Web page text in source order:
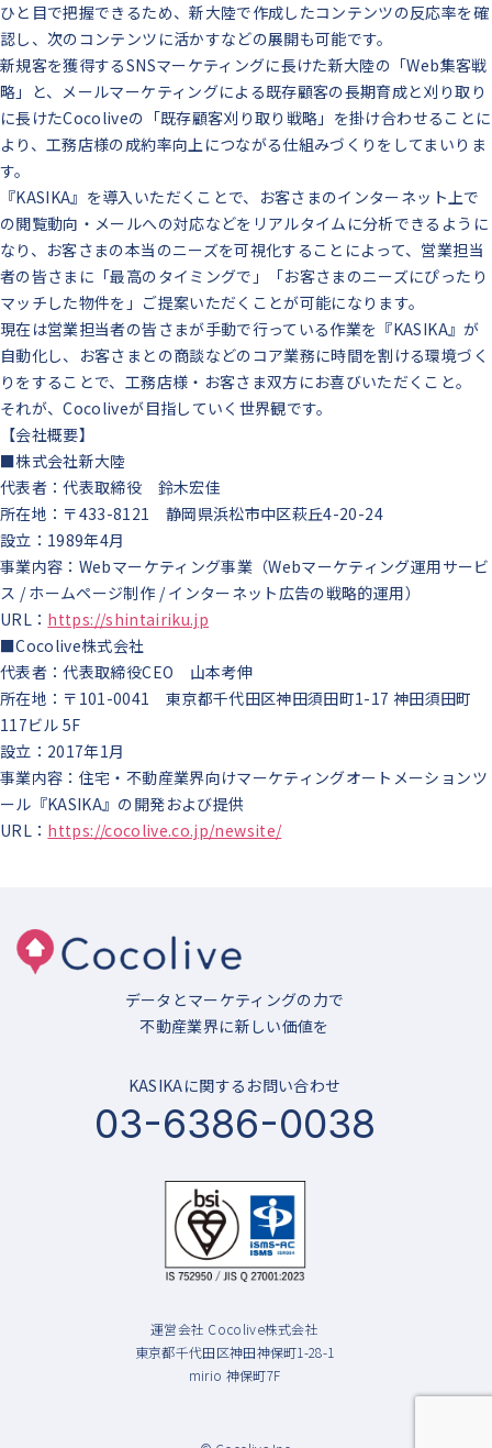
ひと目で把握できるため、新大陸で作成したコンテンツの反応率を確
認し、次のコンテンツに活かすなどの展開も可能です。
新規客を獲得するSNSマーケティングに長けた新大陸の「Web集客戦
略」と、メールマーケティングによる既存顧客の長期育成と刈り取り
に長けたCocoliveの「既存顧客刈り取り戦略」を掛け合わせることに
より、工務店様の成約率向上につながる仕組みづくりをしてまいりま
す。
『KASIKA』を導入いただくことで、お客さまのインターネット上で
の閲覧動向・メールへの対応などをリアルタイムに分析できるように
なり、お客さまの本当のニーズを可視化することによって、営業担当
者の皆さまに「最高のタイミングで」「お客さまのニーズにぴったり
マッチした物件を」ご提案いただくことが可能になります。
現在は営業担当者の皆さまが手動で行っている作業を『KASIKA』が
自動化し、お客さまとの商談などのコア業務に時間を割ける環境づく
りをすることで、工務店様・お客さま双方にお喜びいただくこと。
それが、Cocoliveが目指していく世界観です。
【会社概要】
■株式会社新大陸
代表者：代表取締役 鈴木宏佳
所在地：〒433-8121 静岡県浜松市中区萩丘4-20-24
設立：1989年4月
事業内容：Webマーケティング事業（Webマーケティング運用サービ
ス / ホームページ制作 / インターネット広告の戦略的運用）
URL： https://shintairiku.jp
■Cocolive株式会社
代表者：代表取締役CEO 山本考伸
所在地：〒101-0041 東京都千代田区神田須田町1-17 神田須田町
117ビル 5F
設立：2017年1月
事業内容：住宅・不動産業界向けマーケティングオートメーションツ
ール『KASIKA』の開発および提供
URL： https://cocolive.co.jp/newsite/
データとマーケティングの力で
不動産業界に新しい価値を
KASIKAに関するお問い合わせ
03-6386-0038
運営会社 Cocolive株式会社
東京都千代田区神田神保町1-28-1
mirio 神保町7F